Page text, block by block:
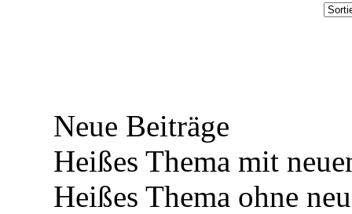
Neue Beiträge
Heißes Thema mit
Heißes Thema ohne